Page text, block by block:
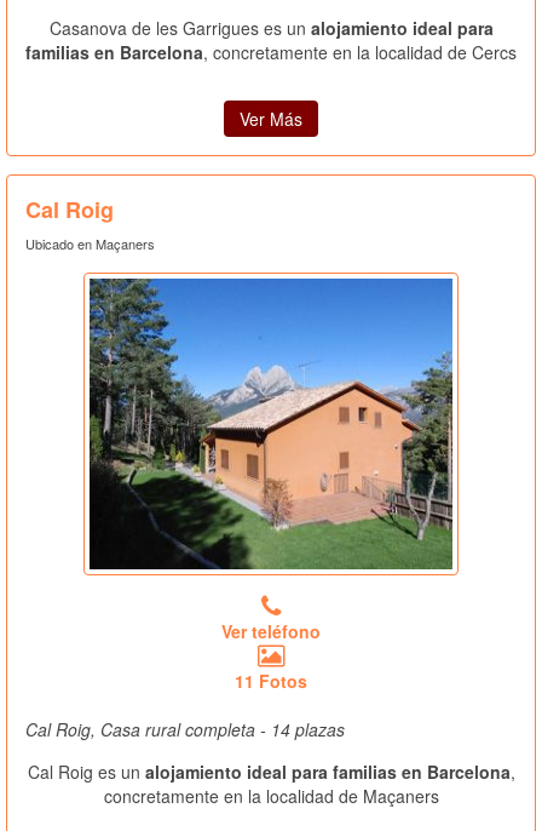
Casanova de les Garrigues es un alojamiento ideal para
familias en Barcelona, concretamente en la localidad de Cercs
Ver Más
Cal Roig
Ubicado en Maçaners
Ver teléfono
11 Fotos
Cal Roig, Casa rural completa - 14 plazas
Cal Roig es un alojamiento ideal para familias en Barcelona,
concretamente en la localidad de Maçaners